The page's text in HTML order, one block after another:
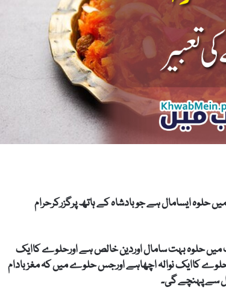
حلوہ ایسامال ہے جوبادشاہ کے ہاتھ پرگزرکرحرام
حلوہ بہت سامال اوردین خالص ہے اورحلوے کاایک
حلوے کاایک نوالہ اچھاہے اورجس حلوے میں کہ مغزبادام
سے پہنچے گی۔